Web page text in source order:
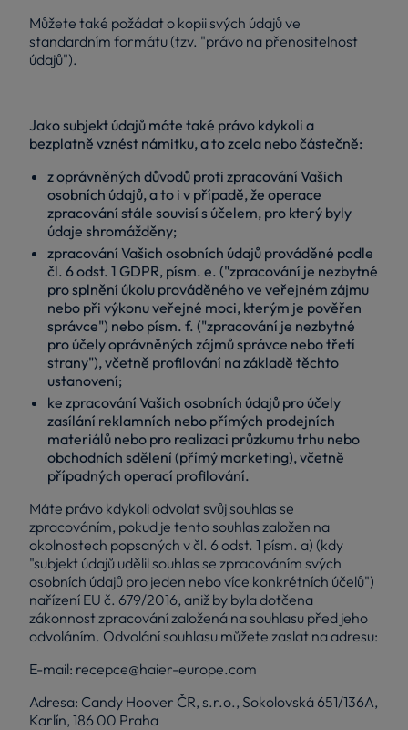
Můžete také požádat o kopii svých údajů ve
standardním formátu (tzv. "právo na přenositelnost
údajů").
Jako subjekt údajů máte také právo kdykoli a
bezplatně vznést námitku, a to zcela nebo částečně:
z oprávněných důvodů proti zpracování Vašich
osobních údajů, a to i v případě, že operace
zpracování stále souvisí s účelem, pro který byly
údaje shromážděny;
zpracování Vašich osobních údajů prováděné podle
čl. 6 odst. 1 GDPR, písm. e. ("zpracování je nezbytné
pro splnění úkolu prováděného ve veřejném zájmu
nebo při výkonu veřejné moci, kterým je pověřen
správce") nebo písm. f. ("zpracování je nezbytné
pro účely oprávněných zájmů správce nebo třetí
strany"), včetně profilování na základě těchto
ustanovení;
ke zpracování Vašich osobních údajů pro účely
zasílání reklamních nebo přímých prodejních
materiálů nebo pro realizaci průzkumu trhu nebo
obchodních sdělení (přímý marketing), včetně
případných operací profilování.
Máte právo kdykoli odvolat svůj souhlas se
zpracováním, pokud je tento souhlas založen na
okolnostech popsaných v čl. 6 odst. 1 písm. a) (kdy
"subjekt údajů udělil souhlas se zpracováním svých
osobních údajů pro jeden nebo více konkrétních účelů")
nařízení EU č. 679/2016, aniž by byla dotčena
zákonnost zpracování založená na souhlasu před jeho
odvoláním. Odvolání souhlasu můžete zaslat na adresu:
E-mail: recepce@haier-europe.com
Adresa: Candy Hoover ČR, s.r.o., Sokolovská 651/136A,
Karlín, 186 00 Praha